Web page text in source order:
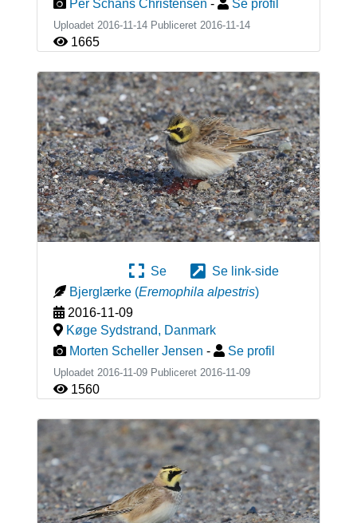
Per Schans Christensen - Se profil
Uploadet 2016-11-14 Publiceret 2016-11-14
1665
Se
Se link-side
Bjerglærke (Eremophila alpestris)
2016-11-09
Køge Sydstrand, Danmark
Morten Scheller Jensen - Se profil
Uploadet 2016-11-09 Publiceret 2016-11-09
1560